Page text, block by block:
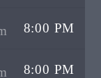
8:00 PM
8:00 PM